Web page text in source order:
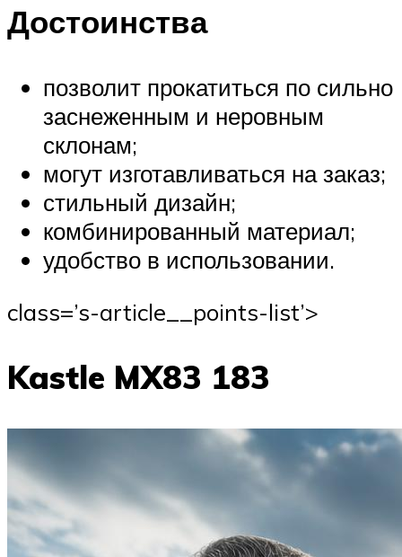
Достоинства
позволит прокатиться по сильно
заснеженным и неровным
склонам;
могут изготавливаться на заказ;
стильный дизайн;
комбинированный материал;
удобство в использовании.
class=’s-article__points-list’>
Kastle MX83 183